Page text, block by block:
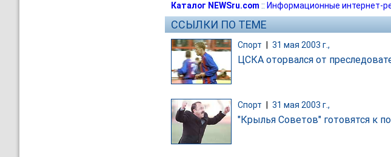
Каталог NEWSru.com :: Информационные интернет-
ССЫЛКИ ПО ТЕМЕ
Спорт 31 мая 2003 г.,
ЦСКА оторвался от
Спорт 31 мая 2003 г.,
"Крылья Советов" готовятся к